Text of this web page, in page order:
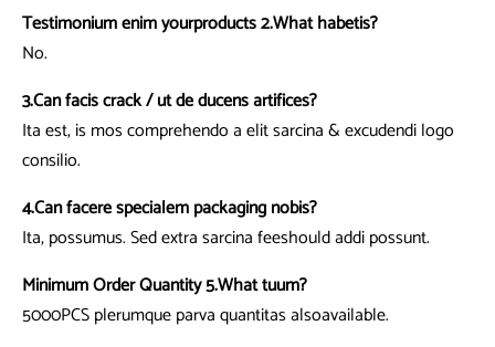
Testimonium enim yourproducts 2.What habetis?
No.
3.Can facis crack / ut de ducens artifices?
Ita est, is mos comprehendo a elit sarcina & excudendi logo
consilio.
4.Can facere specialem packaging nobis?
Ita, possumus. Sed extra sarcina feeshould addi possunt.
Minimum Order Quantity 5.What tuum?
5000PCS plerumque parva quantitas alsoavailable.